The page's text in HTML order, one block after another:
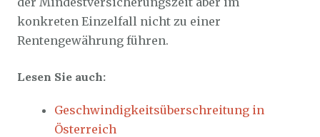
konkreten Einzelfall nicht zu einer
Rentengewährung führen.
Lesen Sie auch:
Geschwindigkeitsüberschreitung in
Österreich